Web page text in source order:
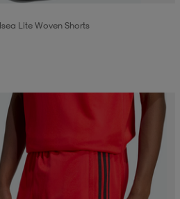
Lite Woven Shorts